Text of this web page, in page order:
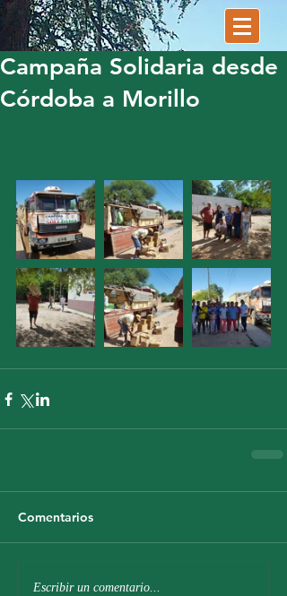
Campaña Solidaria desde
Córdoba a Morillo
Comentarios
Escribir un comentario...